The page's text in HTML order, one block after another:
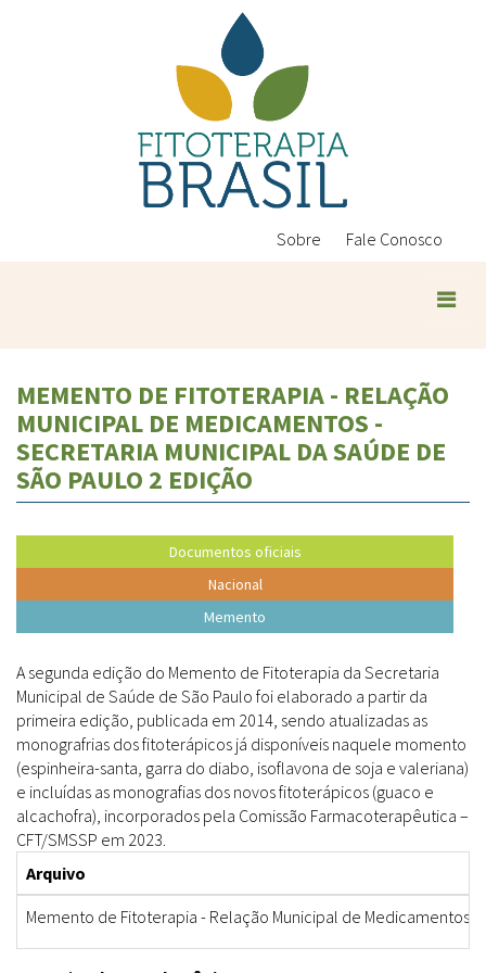
Sobre Fale Conosco
MEMENTO DE FITOTERAPIA - RELAÇÃO
MUNICIPAL DE MEDICAMENTOS -
SECRETARIA MUNICIPAL DA SAÚDE DE
SÃO PAULO 2 EDIÇÃO
Documentos oficiais
Nacional
Memento
A segunda edição do Memento de Fitoterapia da Secretaria
Municipal de Saúde de São Paulo foi elaborado a partir da
primeira edição, publicada em 2014, sendo atualizadas as
monografrias dos fitoterápicos já disponíveis naquele momento
(espinheira-santa, garra do diabo, isoflavona de soja e valeriana)
e incluídas as monografias dos novos fitoterápicos (guaco e
alcachofra), incorporados pela Comissão Farmacoterapêutica –
CFT/SMSSP em 2023.
Arquivo
Memento de Fitoterapia - Relação Municipal de Medicamentos